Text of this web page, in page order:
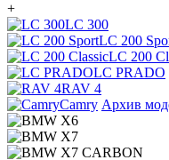
+
LC 300
LC 200
LC 200
LC PRADO
RAV 4
Camry Архив